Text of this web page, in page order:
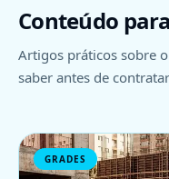
Conteúdo
Artigos práticos sobre
saber antes de
GRADES